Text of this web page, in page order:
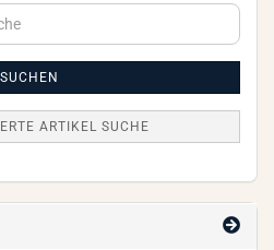
SUCHEN
ARTIKEL SUCHE